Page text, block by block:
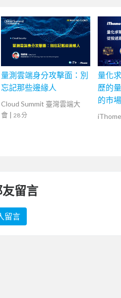
量測雲端身分攻擊面：別
忘記那些邊緣人
Cloud Summit 臺灣雲端大
會 | 28 分
量化
歷的
的市
留言
留言